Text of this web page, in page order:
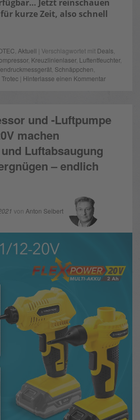
Jetzt reinschauen
kurze Zeit, also schnell
Aktuell | Verschlagwortet mit Deals
, Kreuzlinienlaser, Luftentfeuchter,
Schnäppchen
Trotec | Hinterlasse einen Kommentar
und -Luftpumpe
machen
Luftabsaugung
– endlich
von Anton Seibert